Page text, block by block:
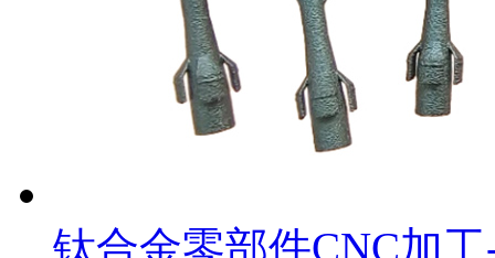
钛合金零部件CNC加